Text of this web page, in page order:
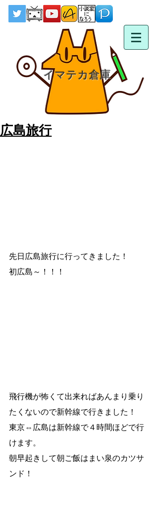
イマテカ倉庫
広島旅行
先日広島旅行に行ってきました！
初広島～！！！
飛行機が怖くて出来ればあんまり乗り
たくないので新幹線で行きました！
東京⇔広島は新幹線で４時間ほどで行
けます。
朝早起きして朝ご飯はまい泉のカツサ
ンド！